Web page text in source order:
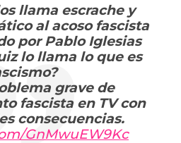
llama escrache y
al acoso fascista
por Pablo Iglesias
lo llama lo que es
grave de
fascista en TV con
consecuencias.
GnMwuEW9Kc